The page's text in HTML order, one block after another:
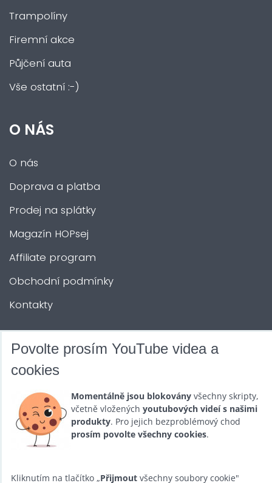
Trampolíny
Firemní akce
Půjčení auta
Vše ostatní :-)
O NÁS
O nás
Doprava a platba
Prodej na splátky
Magazín HOPsej
Affiliate program
Obchodní podmínky
Kontakty
DALŠÍ SLUŽBY
Půjčovna
Promotéři
Kurzy a setkání
Velkoobchod
Povolte prosím YouTube videa a
cookies
Momentálně jsou blokovány všechny skripty,
včetně vložených youtubových videí s našimi
produkty. Pro jejich bezproblémový chod
prosím povolte všechny cookies.
Kliknutím na tlačítko „Přijmout všechny soubory cookie"